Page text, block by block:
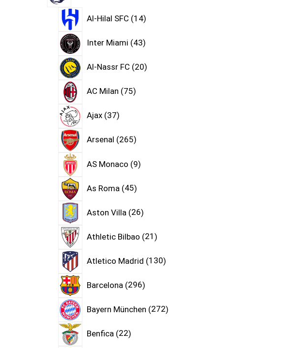
Al-Hilal SFC 14
Inter Miami 43
Al-Nassr FC 20
AC Milan 75
Ajax 37
Arsenal 265
AS Monaco 9
As Roma 45
Aston Villa 26
Athletic Bilbao 21
Atletico Madrid 130
Barcelona 296
Bayern München 272
Benfica 22